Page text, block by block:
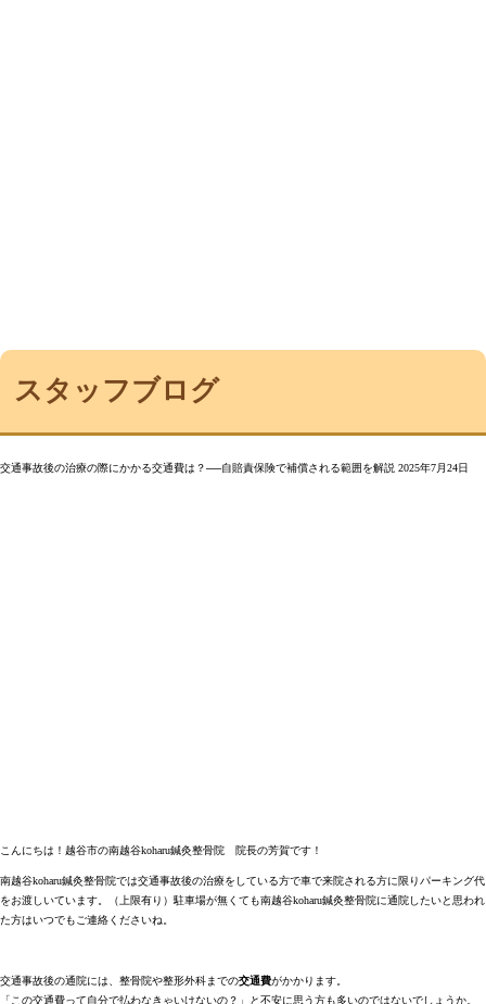
スタッフブログ
交通事故後の治療の際にかかる交通費は？──自賠責保険で補償される範囲を解説 2025年7月24日
こんにちは！越谷市の南越谷koharu鍼灸整骨院 院長の芳賀です！
南越谷koharu鍼灸整骨院では交通事故後の治療をしている方で車で来院される方に限りパーキング代
をお渡しいています。（上限有り）駐車場が無くても南越谷koharu鍼灸整骨院に通院したいと思われ
た方はいつでもご連絡くださいね。
交通事故後の通院には、整骨院や整形外科までの交通費がかかります。
「この交通費って自分で払わなきゃいけないの？」と不安に思う方も多いのではないでしょうか。